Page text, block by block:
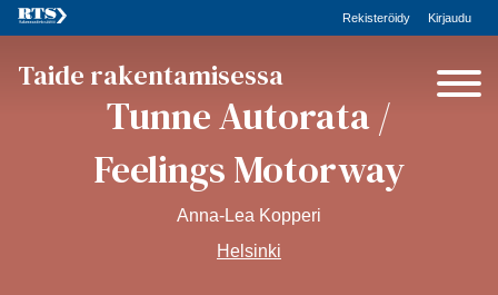
Rekisteröidy Kirjaudu
Taide rakentamisessa
Tunne Autorata /
Feelings Motorway
Anna-Lea Kopperi
Helsinki